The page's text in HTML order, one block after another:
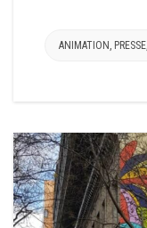
ANIMATION PRESSE